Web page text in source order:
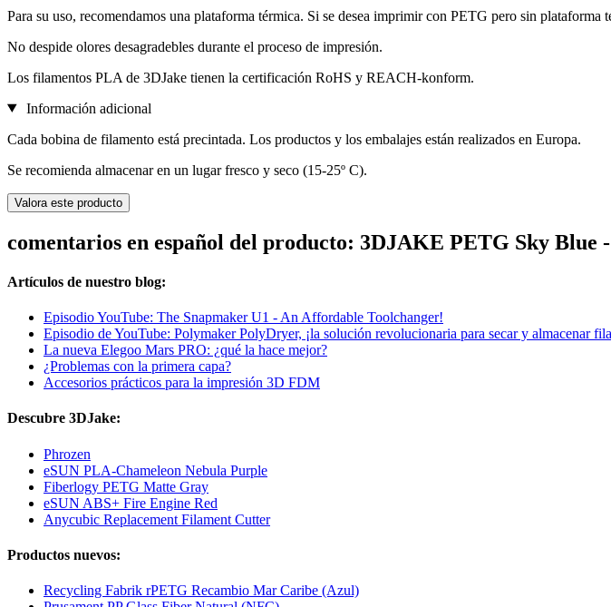
Para su uso, recomendamos una plataforma térmica. Si se desea imprimir con PETG pero sin
No despide olores desagradebles durante el proceso de impresión.
Los filamentos PLA de 3DJake tienen la certificación RoHS y REACH-konform.
Información adicional
Cada bobina de filamento está precintada. Los productos y los embalajes están realizados en Europa.
Se recomienda almacenar en un lugar fresco y seco (15-25º C).
Valora este producto
comentarios en español del producto: 3DJAKE PETG Sky Blue
Artículos de nuestro blog:
Episodio YouTube: The Snapmaker U1 - An Affordable Toolchanger!
Episodio de YouTube: Polymaker PolyDryer, ¡la solución revolucionaria para secar y almacenar
La nueva Elegoo Mars PRO: ¿qué la hace mejor?
¿Problemas con la primera capa?
Accesorios prácticos para la impresión 3D FDM
Descubre 3DJake:
Phrozen
eSUN PLA-Chameleon Nebula Purple
Fiberlogy PETG Matte Gray
eSUN ABS+ Fire Engine Red
Anycubic Replacement Filament Cutter
Productos nuevos:
Recycling Fabrik rPETG Recambio Mar Caribe (Azul)